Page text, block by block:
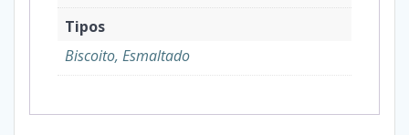
Tipos
Biscoito, Esmaltado